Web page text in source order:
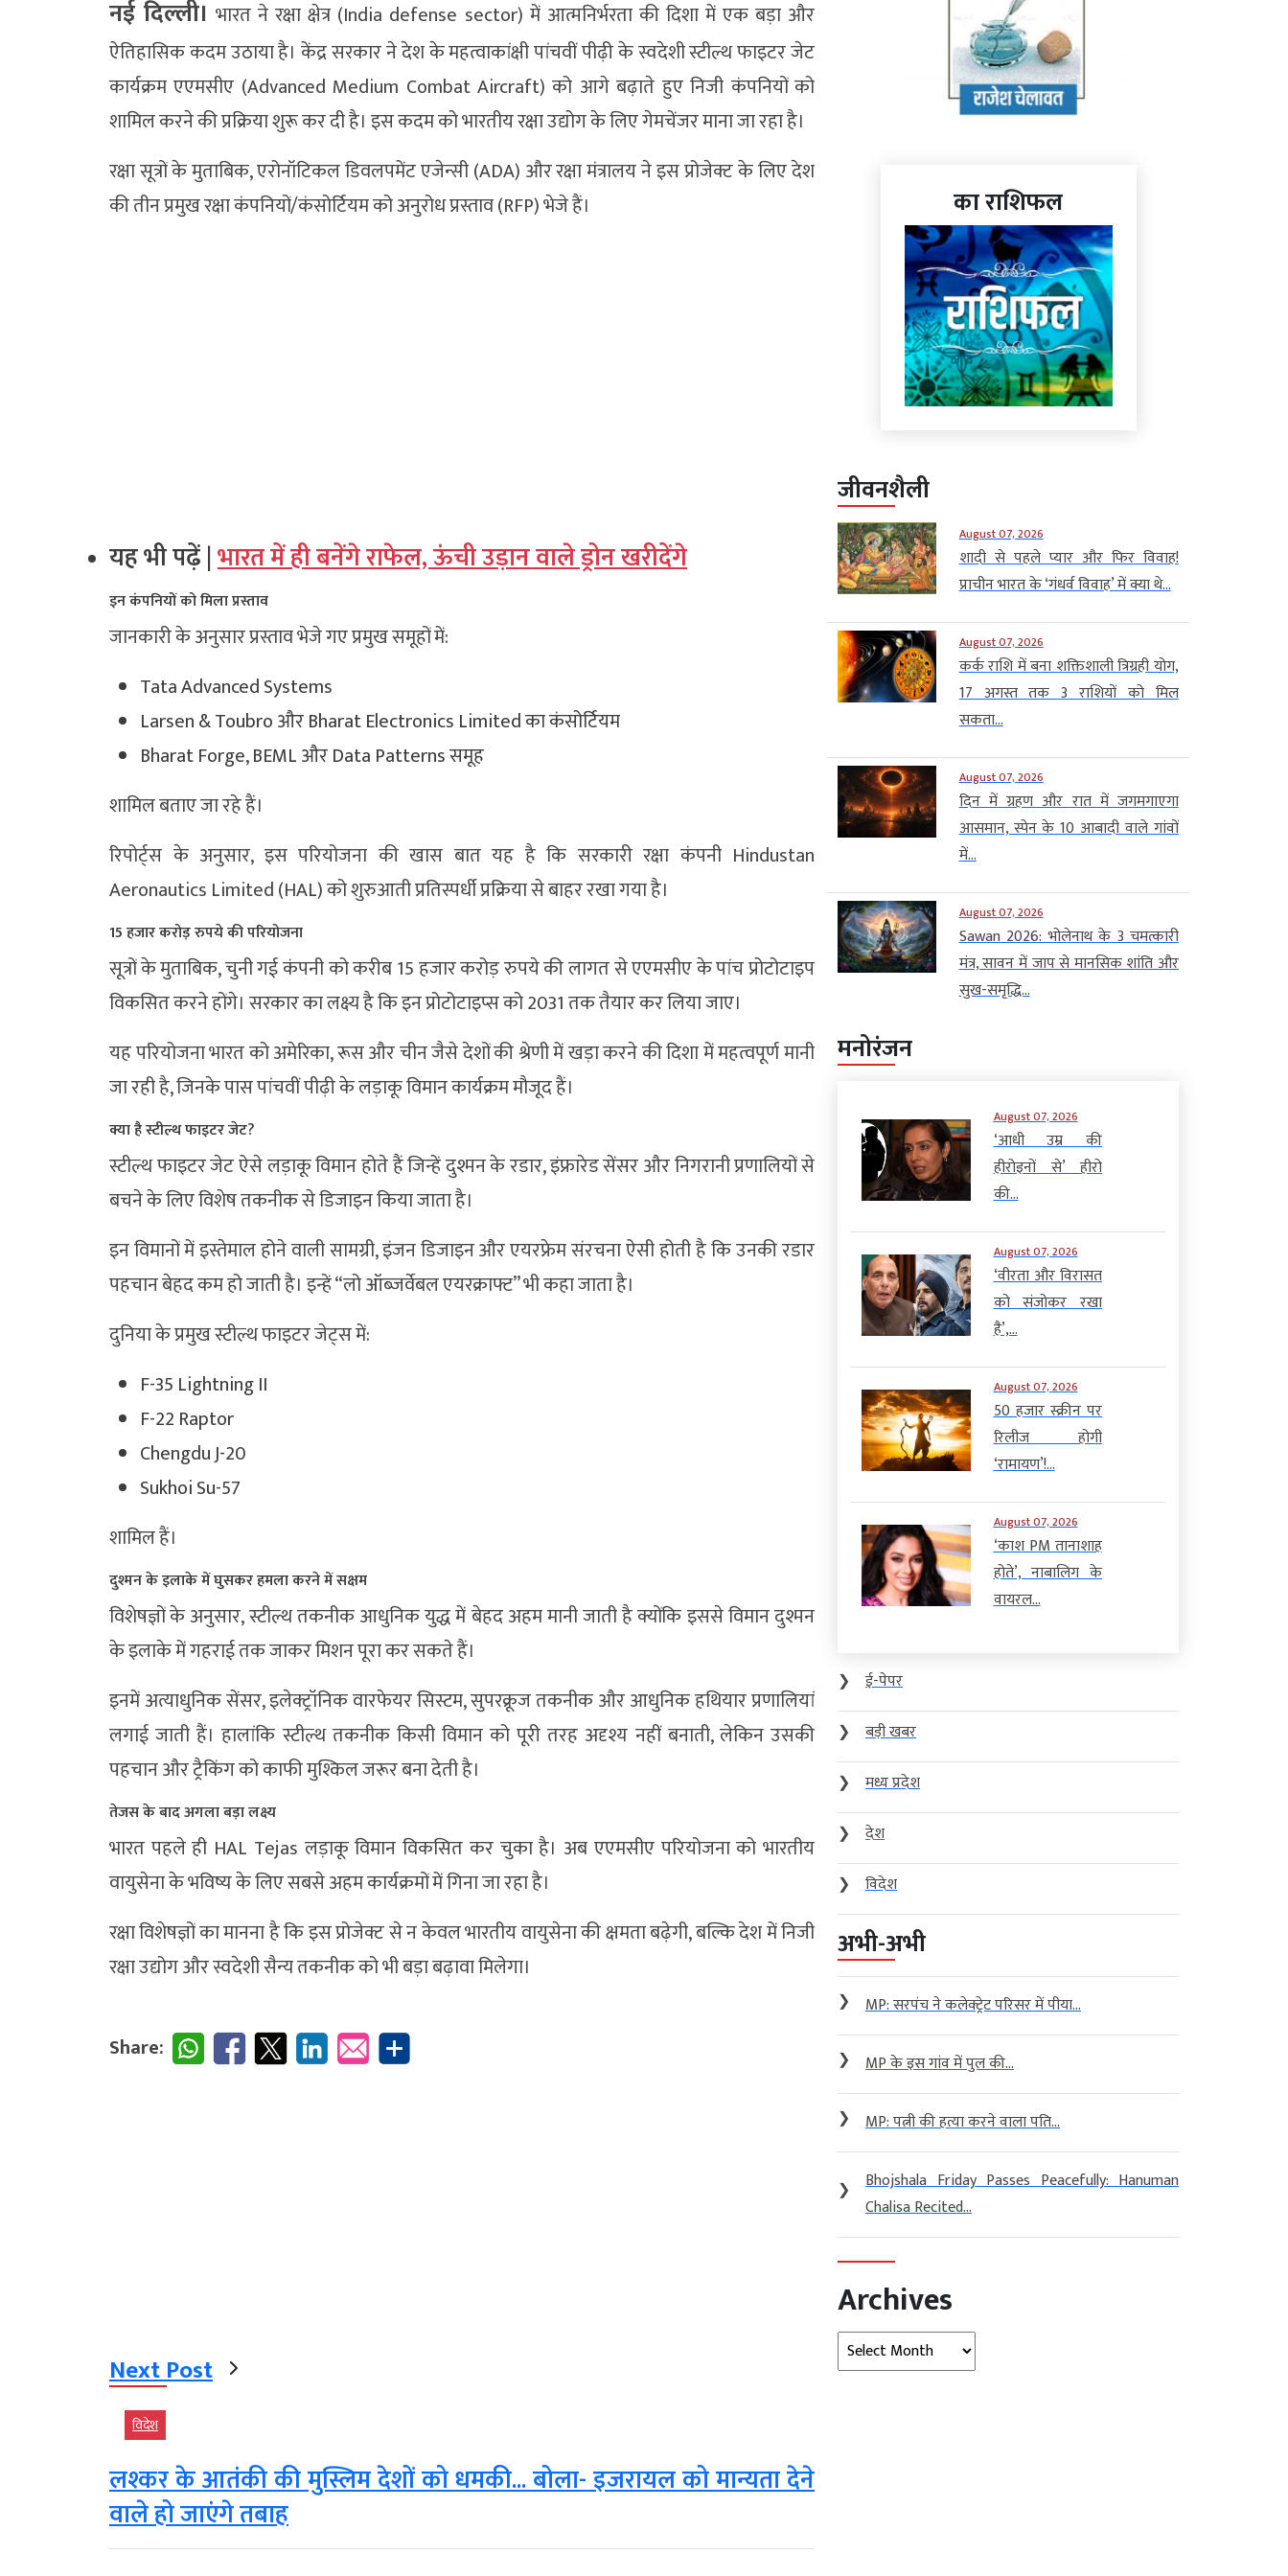
नई दिल्ली। भारत ने रक्षा क्षेत्र (India defense sector) में आत्मनिर्भरता की दिशा में एक बड़ा और
ऐतिहासिक कदम उठाया है। केंद्र सरकार ने देश के महत्वाकांक्षी पांचवीं पीढ़ी के स्वदेशी स्टील्थ फाइटर जेट
कार्यक्रम एएमसीए (Advanced Medium Combat Aircraft) को आगे बढ़ाते हुए निजी कंपनियों को
शामिल करने की प्रक्रिया शुरू कर दी है। इस कदम को भारतीय रक्षा उद्योग के लिए गेमचेंजर माना जा रहा है।
रक्षा सूत्रों के मुताबिक, एरोनॉटिकल डिवलपमेंट एजेन्सी (ADA) और रक्षा मंत्रालय ने इस प्रोजेक्ट के लिए देश
की तीन प्रमुख रक्षा कंपनियों/कंसोर्टियम को अनुरोध प्रस्ताव (RFP) भेजे हैं।
यह भी पढ़ें |भारत में ही बनेंगे राफेल, ऊंची उड़ान वाले ड्रोन खरीदेंगे
इन कंपनियों को मिला प्रस्ताव
जानकारी के अनुसार प्रस्ताव भेजे गए प्रमुख समूहों में:
Tata Advanced Systems
Larsen & ToubroऔरBharat Electronics Limitedका कंसोर्टियम
Bharat Forge,BEMLऔर Data Patterns समूह
शामिल बताए जा रहे हैं।
रिपोर्ट्स के अनुसार, इस परियोजना की खास बात यह है कि सरकारी रक्षा कंपनी Hindustan
Aeronautics Limited(HAL) को शुरुआती प्रतिस्पर्धी प्रक्रिया से बाहर रखा गया है।
15 हजार करोड़ रुपये की परियोजना
सूत्रों के मुताबिक, चुनी गई कंपनी को करीब 15 हजार करोड़ रुपये की लागत से एएमसीए के पांच प्रोटोटाइप
विकसित करने होंगे। सरकार का लक्ष्य है कि इन प्रोटोटाइप्स को 2031 तक तैयार कर लिया जाए।
यह परियोजना भारत को अमेरिका, रूस और चीन जैसे देशों की श्रेणी में खड़ा करने की दिशा में महत्वपूर्ण मानी
जा रही है, जिनके पास पांचवीं पीढ़ी के लड़ाकू विमान कार्यक्रम मौजूद हैं।
क्या है स्टील्थ फाइटर जेट?
स्टील्थ फाइटर जेट ऐसे लड़ाकू विमान होते हैं जिन्हें दुश्मन के रडार, इंफ्रारेड सेंसर और निगरानी प्रणालियों से
बचने के लिए विशेष तकनीक से डिजाइन किया जाता है।
इन विमानों में इस्तेमाल होने वाली सामग्री, इंजन डिजाइन और एयरफ्रेम संरचना ऐसी होती है कि उनकी रडार
पहचान बेहद कम हो जाती है। इन्हें “लो ऑब्जर्वेबल एयरक्राफ्ट” भी कहा जाता है।
दुनिया के प्रमुख स्टील्थ फाइटर जेट्स में:
F-35 Lightning II
F-22 Raptor
Chengdu J-20
Sukhoi Su-57
शामिल हैं।
दुश्मन के इलाके में घुसकर हमला करने में सक्षम
विशेषज्ञों के अनुसार, स्टील्थ तकनीक आधुनिक युद्ध में बेहद अहम मानी जाती है क्योंकि इससे विमान दुश्मन
के इलाके में गहराई तक जाकर मिशन पूरा कर सकते हैं।
इनमें अत्याधुनिक सेंसर, इलेक्ट्रॉनिक वारफेयर सिस्टम, सुपरक्रूज तकनीक और आधुनिक हथियार प्रणालियां
लगाई जाती हैं। हालांकि स्टील्थ तकनीक किसी विमान को पूरी तरह अदृश्य नहीं बनाती, लेकिन उसकी
पहचान और ट्रैकिंग को काफी मुश्किल जरूर बना देती है।
तेजस के बाद अगला बड़ा लक्ष्य
भारत पहले ही HAL Tejas लड़ाकू विमान विकसित कर चुका है। अब एएमसीए परियोजना को भारतीय
वायुसेना के भविष्य के लिए सबसे अहम कार्यक्रमों में गिना जा रहा है।
रक्षा विशेषज्ञों का मानना है कि इस प्रोजेक्ट से न केवल भारतीय वायुसेना की क्षमता बढ़ेगी, बल्कि देश में निजी
रक्षा उद्योग और स्वदेशी सैन्य तकनीक को भी बड़ा बढ़ावा मिलेगा।
Share:
Next Post
विदेश
लश्कर के आतंकी की मुस्लिम देशों को धमकी... बोला- इजरायल को मान्यता देने
वाले हो जाएंगे तबाह
का राशिफल
जीवनशैली
August 07, 2026
शादी से पहले प्यार और फिर विवाह!
प्राचीन भारत के ‘गंधर्व विवाह’ में क्या थे...
August 07, 2026
कर्क राशि में बना शक्तिशाली त्रिग्रही योग,
17 अगस्त तक 3 राशियों को मिल
सकता...
August 07, 2026
दिन में ग्रहण और रात में जगमगाएगा
आसमान, स्पेन के 10 आबादी वाले गांवों
में...
August 07, 2026
Sawan 2026: भोलेनाथ के 3 चमत्कारी
मंत्र, सावन में जाप से मानसिक शांति और
सुख-समृद्धि...
मनोरंजन
August 07, 2026
‘आधी उम्र की
हीरोइनों से’ हीरो
की...
August 07, 2026
‘वीरता और विरासत
को संजोकर रखा
है’,...
August 07, 2026
50 हजार स्क्रीन पर
रिलीज होगी
‘रामायण’!...
August 07, 2026
‘काश PM तानाशाह
होते’, नाबालिग के
वायरल...
❯
ई-पेपर
❯
बड़ी खबर
❯
मध्य प्रदेश
❯
देश
❯
विदेश
अभी-अभी
❯ MP: सरपंच ने कलेक्ट्रेट परिसर में पीया...
❯ MP के इस गांव में पुल की...
❯ MP: पत्नी की हत्या करने वाला पति...
❯
Bhojshala Friday Passes Peacefully: Hanuman
Chalisa Recited...
Archives
Archives